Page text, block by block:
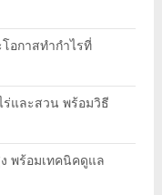
อกาสทำกำไรที่
และสวน พร้อมวิธี
พร้อมเทคนิคดูแล